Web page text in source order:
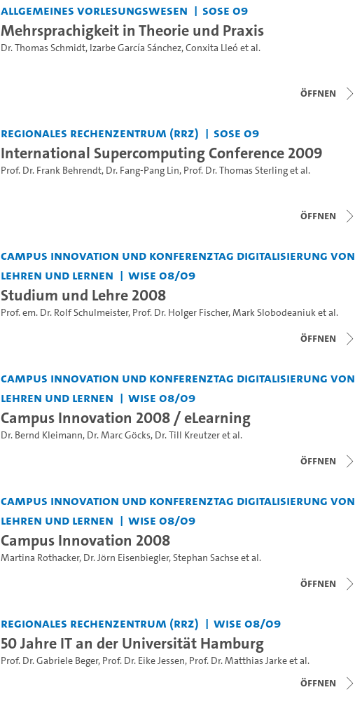
Allgemeines Vorlesungswesen SoSe 09
Mehrsprachigkeit in Theorie und Praxis
Dr. Thomas Schmidt, Izarbe García Sánchez,Conxita Lleó et al.
Öffnen
Regionales Rechenzentrum (RRZ) SoSe 09
International Supercomputing Conference 2009
Prof. Dr. Frank Behrendt, Dr. Fang-Pang Lin, Prof. Dr. Thomas Sterlinget al.
Öffnen
Campus Innovation und Konferenztag Digitalisierung von
Lehren und Lernen
WiSe 08/09
Studium und Lehre 2008
Prof. em. Dr. Rolf Schulmeister, Prof. Dr. Holger Fischer,Mark Slobodeaniuket al.
Öffnen
Campus Innovation und Konferenztag Digitalisierung von
Lehren und Lernen
WiSe 08/09
Campus Innovation 2008 / eLearning
Dr. Bernd Kleimann, Dr. Marc Göcks, Dr. Till Kreutzeret al.
Öffnen
Campus Innovation und Konferenztag Digitalisierung von
Lehren und Lernen
WiSe 08/09
Campus Innovation 2008
Martina Rothacker, Dr. Jörn Eisenbiegler,Stephan Sachseet al.
Öffnen
Regionales Rechenzentrum (RRZ) WiSe 08/09
50 Jahre IT an der Universität Hamburg
Prof. Dr. Gabriele Beger, Prof. Dr. Eike Jessen, Prof. Dr. Matthias Jarkeet al.
Öffnen